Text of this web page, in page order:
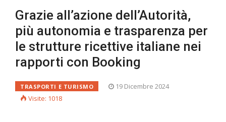
Grazie all’azione dell’Autorità,
più autonomia e trasparenza per
le strutture ricettive italiane nei
rapporti con Booking
TRASPORTI E TURISMO
19 Dicembre 2024
Visite: 1018